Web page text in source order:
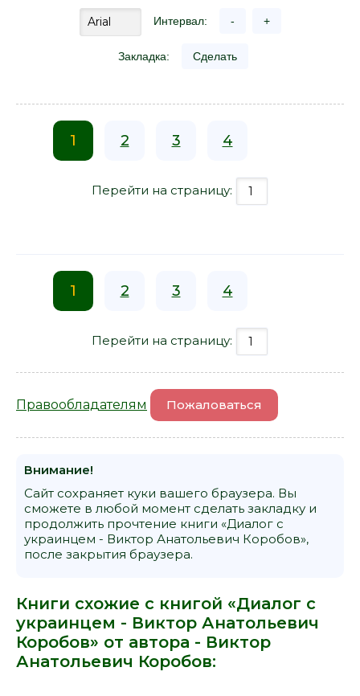
Интервал: - +
Закладка: Сделать
1 2 3 4
Перейти на страницу:
1 2 3 4
Перейти на страницу:
Правообладателям Пожаловаться
Внимание!
Сайт сохраняет куки вашего браузера. Вы
сможете в любой момент сделать закладку и
продолжить прочтение книги «Диалог с
украинцем - Виктор Анатольевич Коробов»,
после закрытия браузера.
Книги схожие с книгой «Диалог с
украинцем - Виктор Анатольевич
Коробов» от автора - Виктор
Анатольевич Коробов: